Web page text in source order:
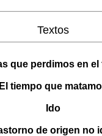
Textos
que perdimos en el
El tiempo que
Ido
de origen no